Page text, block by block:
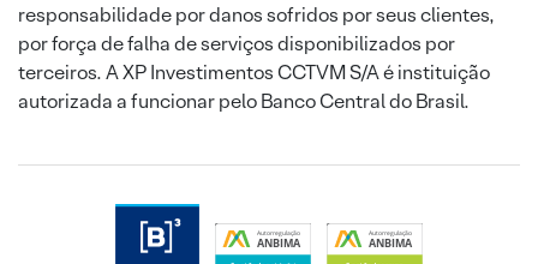
responsabilidade por danos sofridos por seus clientes,
por força de falha de serviços disponibilizados por
terceiros. A XP Investimentos CCTVM S/A é instituição
autorizada a funcionar pelo Banco Central do Brasil.